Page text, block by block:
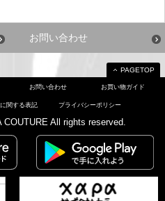
お問い合わせ
PAGETOP
お問い合わせ お買い物ガイド
関する表記 プライバシーポリシー
All rights reserved.